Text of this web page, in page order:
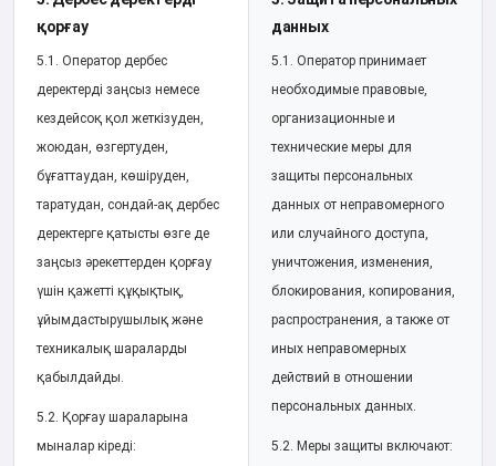
қорғау
5.1. Оператор дербес
деректерді заңсыз немесе
кездейсоқ қол жеткізуден,
жоюдан, өзгертуден,
бұғаттаудан, көшіруден,
таратудан, сондай-ақ дербес
деректерге қатысты өзге де
заңсыз әрекеттерден қорғау
үшін қажетті құқықтық,
ұйымдастырушылық және
техникалық шараларды
қабылдайды.
5.2. Қорғау шараларына
мыналар кіреді:
данных
5.1. Оператор принимает
необходимые правовые,
организационные и
технические меры для
защиты персональных
данных от неправомерного
или случайного доступа,
уничтожения, изменения,
блокирования, копирования,
распространения, а также от
иных неправомерных
действий в отношении
персональных данных.
5.2. Меры защиты включают: